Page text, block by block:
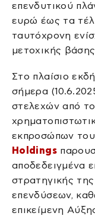
επενδυτικού
ευρώ έως τα
ταυτόχρονη
μετοχικής
Στο πλαίσιο
σήμερα
στελεχών από το
εκπροσώπων του
Holdings
αποδεδειγμένα
στρατηγικής
επενδύσεων,
επικείμενη